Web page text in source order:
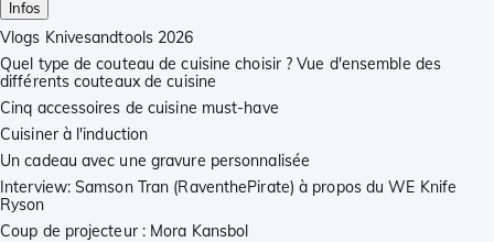
Infos
Vlogs Knivesandtools 2026
Quel type de couteau de cuisine choisir ? Vue d'ensemble des
différents couteaux de cuisine
Cinq accessoires de cuisine must-have
Cuisiner à l'induction
Un cadeau avec une gravure personnalisée
Interview: Samson Tran (RaventhePirate) à propos du WE Knife
Ryson
Coup de projecteur : Mora Kansbol